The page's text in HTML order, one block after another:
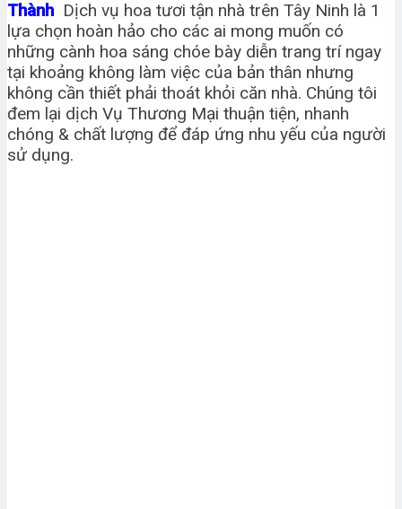
Thành Dịch vụ hoa tươi tận nhà trên Tây Ninh là 1
lựa chọn hoàn hảo cho các ai mong muốn có
những cành hoa sáng chóe bày diễn trang trí ngay
tại khoảng không làm việc của bản thân nhưng
không cần thiết phải thoát khỏi căn nhà. Chúng tôi
đem lại dịch Vụ Thương Mại thuận tiện, nhanh
chóng & chất lượng để đáp ứng nhu yếu của người
sử dụng.